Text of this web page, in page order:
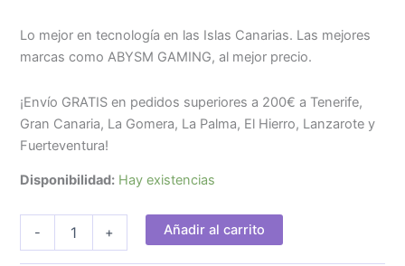
Lo mejor en tecnología en las Islas Canarias. Las mejores
marcas como ABYSM GAMING, al mejor precio.
¡Envío GRATIS en pedidos superiores a 200€ a Tenerife,
Gran Canaria, La Gomera, La Palma, El Hierro, Lanzarote y
Fuerteventura!
Disponibilidad: Hay existencias
- + Añadir al carrito